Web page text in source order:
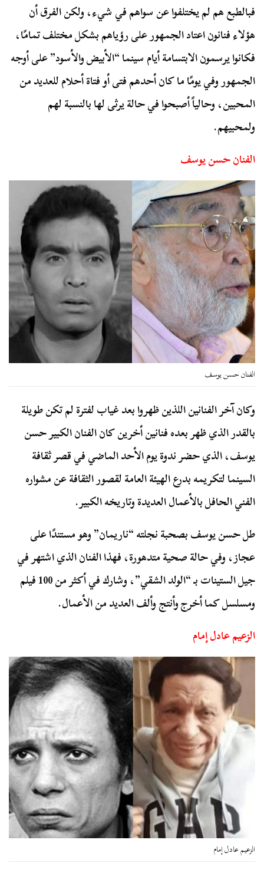
فبالطبع هم لم يختلفوا عن سواهم في شيء، ولكن الفرق أن
هؤلاء فنانون اعتاد الجمهور على رؤياهم بشكل مختلف تمامًا،
فكانوا يرسمون الابتسامة أيام سينما “الأبيض والأسود” على أوجه
الجمهور وفي يومًا ما كان أحدهم فتى أو فتاة أحلام للعديد من
المحبين، وحالياً أصبحوا في حالة يرثى لها بالنسبة لهم
ولمحبيهم.
الفنان حسن يوسف
الفنان حسن يوسف
وكان آخر الفنانين اللذين ظهروا بعد غياب لفترة لم تكن طويلة
بالقدر الذي ظهر بعده فنانين أخرين كان الفنان الكبير حسن
يوسف، الذي حضر ندوة يوم الأحد الماضي في قصر ثقافة
السينما لتكريمه بدرع الهيئة العامة لقصور الثقافة عن مشواره
الفني الحافل بالأعمال العديدة وتاريخه الكبير.
طل حسن يوسف بصحبة نجلته “ناريمان” وهو مستندًا على
عجاز، وفي حالة صحية متدهورة، فهذا الفنان الذي اشتهر في
جيل الستينات بـ “الولد الشقي”، وشارك في أكثر من 100 فيلم
ومسلسل كما أخرج وأنتج وألف العديد من الأعمال.
الزعيم عادل إمام
الزعيم عادل إمام